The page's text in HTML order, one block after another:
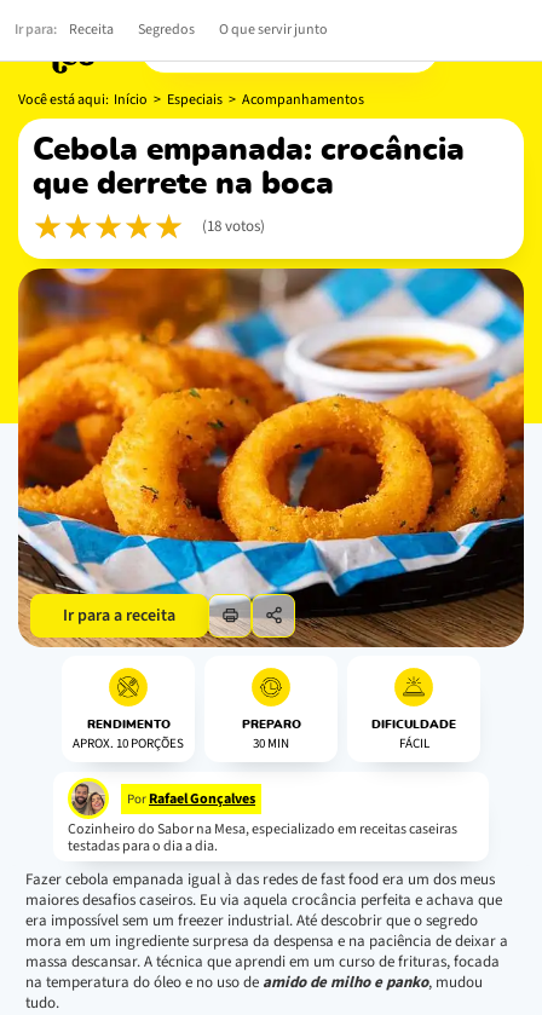
Você está aqui: Início > Especiais > Acompanhamentos
cebola empanada: crocância
que derrete na boca
(18 votos)
Ir para a receita
RENDIMENTO
APROX. 10 PORÇÕES
PREPARO
30 MIN
DIFICULDADE
FÁCIL
Por Rafael Gonçalves
Cozinheiro do Sabor na Mesa, especializado em receitas caseiras
testadas para o dia a dia.
Fazer cebola empanada igual à das redes de fast food era um dos meus
maiores desafios caseiros. Eu via aquela crocância perfeita e achava que
era impossível sem um freezer industrial. Até descobrir que o segredo
mora em um ingrediente surpresa da despensa e na paciência de deixar a
massa descansar. A técnica que aprendi em um curso de frituras, focada
na temperatura do óleo e no uso de amido de milho e panko, mudou
tudo.
Ir para: Receita Segredos O que servir junto